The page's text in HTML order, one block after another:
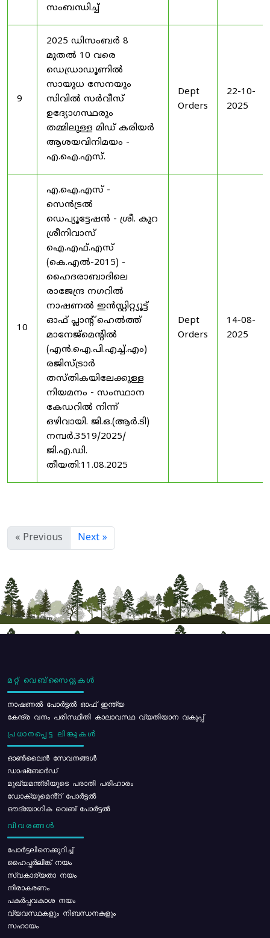
സംബന്ധിച്ച്
9
2025 ഡിസംബർ 8
മുതൽ 10 വരെ
ഡെഡ്രാഡൂണിൽ
സായുധ സേനയും
സിവിൽ സർവീസ്
ഉദ്യോഗസ്ഥരും
തമ്മിലുള്ള മിഡ് കരിയർ
ആശയവിനിമയം -
എ.ഐ.എസ്.
Dept
Orders
22-10-
2025
10
എ.ഐ.എസ് -
സെൻട്രൽ
ഡെപ്യൂട്ടേഷൻ - ശ്രീ. കുറ
ശ്രീനിവാസ്
ഐ.എഫ്.എസ്
(കെ.എൽ-2015) -
ഹൈദരാബാദിലെ
രാജേന്ദ്ര നഗറിൽ
നാഷണൽ ഇൻസ്റ്റിറ്റ്യൂട്ട്
ഓഫ് പ്ലാന്റ് ഹെൽത്ത്
മാനേജ്‌മെന്റിൽ
(എൻ.ഐ.പി.എച്ച്.എം)
രജിസ്ട്രാർ
തസ്തികയിലേക്കുള്ള
നിയമനം - സംസ്ഥാന
കേഡറിൽ നിന്ന്
ഒഴിവായി. ജി.ഒ.(ആർ.ടി)
നമ്പർ.3519/2025/
ജി.എ.ഡി.
തീയതി:11.08.2025
Dept
Orders
14-08-
2025
« Previous Next »
മറ്റ് വെബ്സൈറ്റുകൾ
നാഷണൽ പോർട്ടൽ ഓഫ് ഇന്ത്യ
കേന്ദ്ര വനം പരിസ്ഥിതി കാലാവസ്ഥ വ്യതിയാന വകുപ്പ്
പ്രധാനപ്പെട്ട ലിങ്കുകൾ
ഓൺലൈൻ സേവനങ്ങൾ
ഡാഷ്ബോർഡ്
മുഖ്യമന്ത്രിയുടെ പരാതി പരിഹാരം
ഡോക്യുമെൻ്റ് പോർട്ടൽ
ഔദ്യോഗിക വെബ് പോർട്ടൽ
വിവരങ്ങൾ
പോര്‍ട്ടലിനെക്കുറിച്ച്
ഹൈപ്പർലിങ്ക് നയം
സ്വകാര്യതാ നയം
നിരാകരണം
പകർപ്പവകാശ നയം
വ്യവസ്ഥകളും നിബന്ധനകളും
സഹായം